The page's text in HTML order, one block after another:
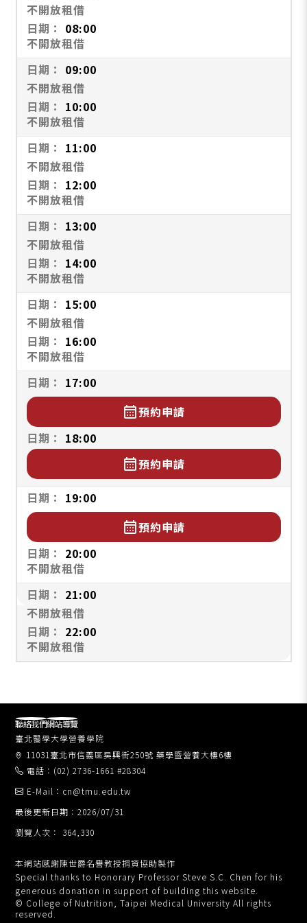
不開放租借
08:00
不開放租借
09:00
不開放租借
10:00
不開放租借
11:00
不開放租借
12:00
不開放租借
13:00
不開放租借
14:00
不開放租借
15:00
不開放租借
16:00
不開放租借
17:00
calendar_month預約申請
18:00
calendar_month預約申請
19:00
calendar_month預約申請
20:00
不開放租借
21:00
不開放租借
22:00
不開放租借
臺北醫學大學營養學院
11031臺北市信義區吳興街250號 藥學暨營養大樓6樓
電話：(02) 2736-1661 #28304
瀏覽人次： 364,330
E-Mail：cn@tmu.edu.tw
最後更新日期：2026/07/31
聯絡我們網站導覽
本網站感謝陳世爵名譽教授捐資協助製作
Special thanks to Honorary Professor Steve S.C. Chen for his
generous donation in support of building this website.
© College of Nutrition, Taipei Medical University All rights
reserved.